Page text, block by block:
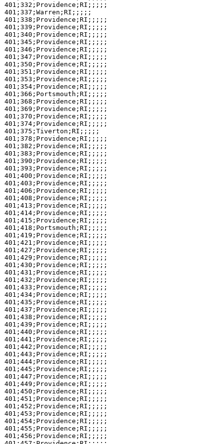
401;332;Providence;RI;;;;;
401;337;Warren;RI;;;;;
401;338;Providence;RI;;;;;
401;339;Providence;RI;;;;;
401;340;Providence;RI;;;;;
401;345;Providence;RI;;;;;
401;346;Providence;RI;;;;;
401;347;Providence;RI;;;;;
401;350;Providence;RI;;;;;
401;351;Providence;RI;;;;;
401;353;Providence;RI;;;;;
401;354;Providence;RI;;;;;
401;366;Portsmouth;RI;;;;;
401;368;Providence;RI;;;;;
401;369;Providence;RI;;;;;
401;370;Providence;RI;;;;;
401;374;Providence;RI;;;;;
401;375;Tiverton;RI;;;;;
401;378;Providence;RI;;;;;
401;382;Providence;RI;;;;;
401;383;Providence;RI;;;;;
401;390;Providence;RI;;;;;
401;393;Providence;RI;;;;;
401;400;Providence;RI;;;;;
401;403;Providence;RI;;;;;
401;406;Providence;RI;;;;;
401;408;Providence;RI;;;;;
401;413;Providence;RI;;;;;
401;414;Providence;RI;;;;;
401;415;Providence;RI;;;;;
401;418;Portsmouth;RI;;;;;
401;419;Providence;RI;;;;;
401;421;Providence;RI;;;;;
401;427;Providence;RI;;;;;
401;429;Providence;RI;;;;;
401;430;Providence;RI;;;;;
401;431;Providence;RI;;;;;
401;432;Providence;RI;;;;;
401;433;Providence;RI;;;;;
401;434;Providence;RI;;;;;
401;435;Providence;RI;;;;;
401;437;Providence;RI;;;;;
401;438;Providence;RI;;;;;
401;439;Providence;RI;;;;;
401;440;Providence;RI;;;;;
401;441;Providence;RI;;;;;
401;442;Providence;RI;;;;;
401;443;Providence;RI;;;;;
401;444;Providence;RI;;;;;
401;445;Providence;RI;;;;;
401;447;Providence;RI;;;;;
401;449;Providence;RI;;;;;
401;450;Providence;RI;;;;;
401;451;Providence;RI;;;;;
401;452;Providence;RI;;;;;
401;453;Providence;RI;;;;;
401;454;Providence;RI;;;;;
401;455;Providence;RI;;;;;
401;456;Providence;RI;;;;;